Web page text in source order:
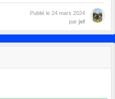
Publié le 24 mars 2024
par jef